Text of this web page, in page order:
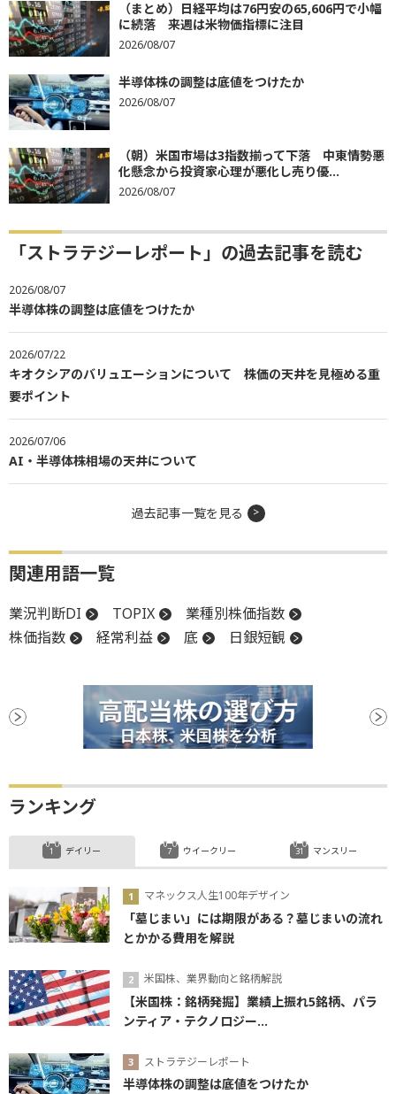
（まとめ）日経平均は76円安の65,606円で小幅
に続落 来週は米物価指標に注目
2026/08/07
半導体株の調整は底値をつけたか
2026/08/07
（朝）米国市場は3指数揃って下落 中東情勢悪
化懸念から投資家心理が悪化し売り優...
2026/08/07
「ストラテジーレポート」の過去記事を読む
2026/08/07
半導体株の調整は底値をつけたか
2026/07/22
キオクシアのバリュエーションについて 株価の天井を見極める重
要ポイント
2026/07/06
AI・半導体株相場の天井について
過去記事一覧を見る
関連用語一覧
業況判断DI TOPIX
業種別株価指数
株価指数
経常利益 底 日銀短観
ランキング
デイリー
マネックス人生100年デザイン
「墓じまい」には期限がある？墓じまいの流れ
とかかる費用を解説
米国株、業界動向と銘柄解説
【米国株：銘柄発掘】業績上振れ5銘柄、パラ
ンティア・テクノロジー...
ストラテジーレポート
半導体株の調整は底値をつけたか
ウイークリー マンスリー